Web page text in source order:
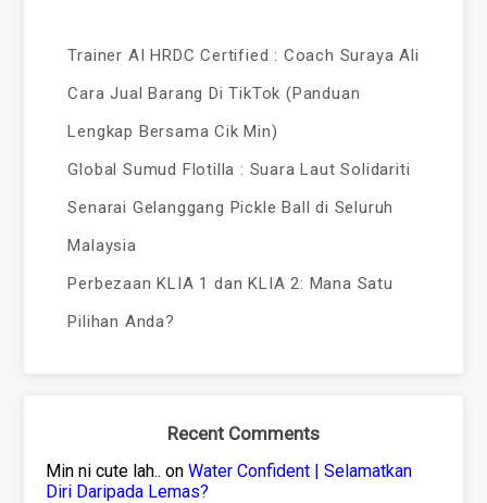
Trainer AI HRDC Certified : Coach Suraya Ali
Cara Jual Barang Di TikTok (Panduan
Lengkap Bersama Cik Min)
Global Sumud Flotilla : Suara Laut Solidariti
Senarai Gelanggang Pickle Ball di Seluruh
Malaysia
Perbezaan KLIA 1 dan KLIA 2: Mana Satu
Pilihan Anda?
Recent Comments
Min ni cute lah.. onWater Confident | Selamatkan
Diri Daripada Lemas?